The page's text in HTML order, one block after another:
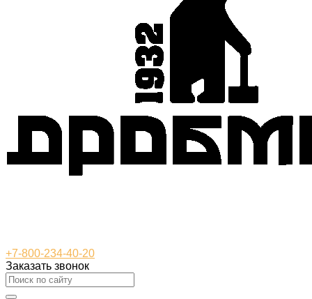
+7-800-234-40-20
Заказать звонок